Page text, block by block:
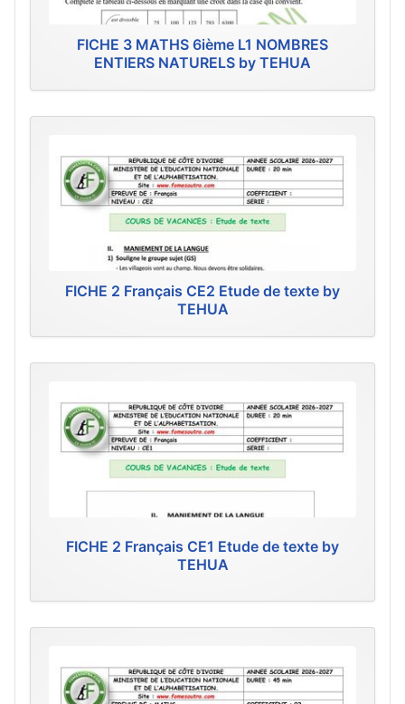
FICHE 3 MATHS 6ième L1 NOMBRES
ENTIERS NATURELS by TEHUA
FICHE 2 Français CE2 Etude de texte by
TEHUA
FICHE 2 Français CE1 Etude de texte by
TEHUA